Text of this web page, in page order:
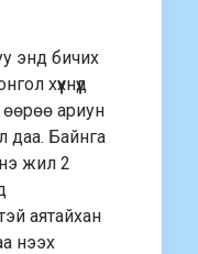
энд бичих
хүүхнүүд
өөрөө ариун
даа. Байнга
жил 2
аятайхан
нээх